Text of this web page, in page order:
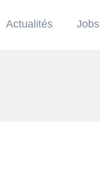
Actualités Jobs